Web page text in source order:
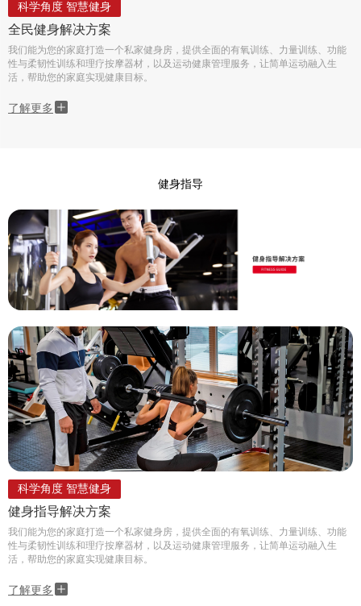
科学角度 智慧健身
全民健身解决方案
我们能为您的家庭打造一个私家健身房，提供全面的有氧训练、力量训练、功能
性与柔韧性训练和理疗按摩器材，以及运动健康管理服务，让简单运动融入生
活，帮助您的家庭实现健康目标。
了解更多
健身指导
科学角度 智慧健身
健身指导解决方案
我们能为您的家庭打造一个私家健身房，提供全面的有氧训练、力量训练、功能
性与柔韧性训练和理疗按摩器材，以及运动健康管理服务，让简单运动融入生
活，帮助您的家庭实现健康目标。
了解更多